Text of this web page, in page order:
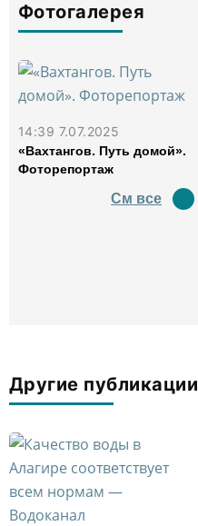
Фотогалерея
14:39 7.07.2025
«Вахтангов. Путь домой».
Фоторепортаж
См все
Другие публикации